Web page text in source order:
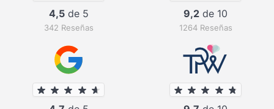
4,5de 5
342 Reseñas
9,2 de 10
1264 Reseñas